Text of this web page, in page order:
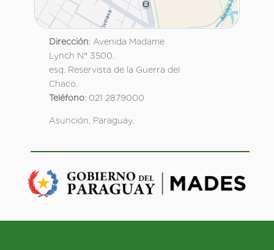
Dirección: Avenida Madame
Lynch N° 3500.
esq. Reservista de la Guerra del
Chaco.
Teléfono: 021 2879000
Asunción, Paraguay.